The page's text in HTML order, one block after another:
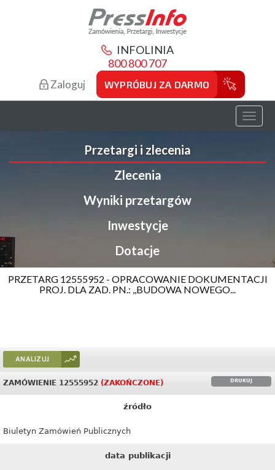
INFOLINIA
800 800 707
Zaloguj WYPRÓBUJ ZA DARMO
Toggle
Przetargi i zlecenia
Zlecenia
Wyniki przetargów
Inwestycje
Dotacje
PRZETARG 12555952 - OPRACOWANIE DOKUMENTACJI
PROJ. DLA ZAD. PN.: ,,BUDOWA NOWEGO...
ANALIZUJ
DRUKUJ
ZAMÓWIENIE 12555952 (ZAKOŃCZONE)
źródło
Biuletyn Zamówień Publicznych
data publikacji